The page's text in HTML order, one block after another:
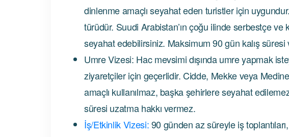
dinlenme amaçlı seyahat eden turistler için
türüdür. Suudi Arabistan’ın çoğu ilinde serbestçe ve
seyahat edebilirsiniz. Maksimum 90 gün kalış süresi
Umre Vizesi: Hac mevsimi dışında umre yapmak
ziyaretçiler için geçerlidir. Cidde, Mekke veya Medine
amaçlı kullanılmaz, başka şehirlere seyahat
süresi uzatma hakkı vermez.
İş/Etkinlik Vizesi:90 günden az süreyle iş